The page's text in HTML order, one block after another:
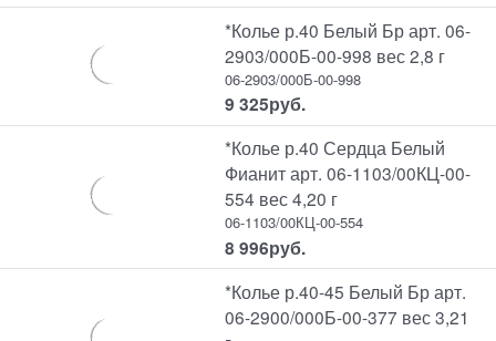
*Колье р.40 Белый Бр арт. 06-
2903/000Б-00-998 вес 2,8 г
06-2903/000Б-00-998
9 325руб.
*Колье р.40 Сердца Белый
Фианит арт. 06-1103/00КЦ-00-
554 вес 4,20 г
06-1103/00КЦ-00-554
8 996руб.
*Колье р.40-45 Белый Бр арт.
06-2900/000Б-00-377 вес 3,21